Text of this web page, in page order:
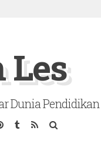
Dunia Pendidikan